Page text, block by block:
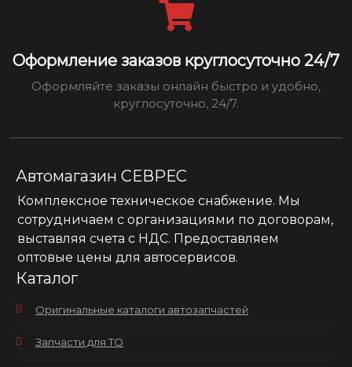
Оформление заказов круглосуточно 24/7
Оформляйте заказы онлайн быстро и удобно,
круглосуточно, 24/7.
Автомагазин СЕВРЕС
Комплексное техническое снабжение. Мы
сотрудничаем с организациями по договорам,
выставляя счета с НДС. Предоставляем
оптовые цены для автосервисов.
Каталог
Оригинальные каталоги автозапчастей
Запчасти для ТО